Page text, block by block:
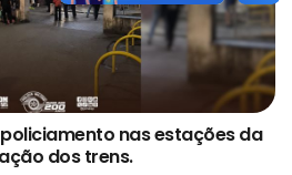
nas estações da
dos trens.